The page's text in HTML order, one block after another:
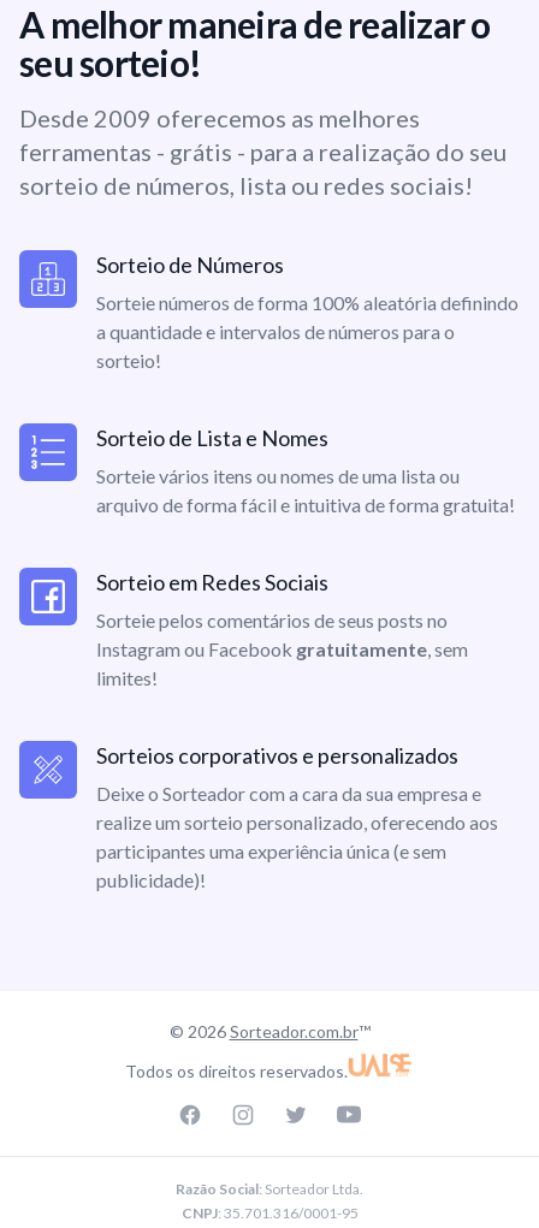
A melhor maneira de realizar o
seu sorteio!
Desde 2009 oferecemos as melhores
ferramentas - grátis - para a realização do seu
sorteio de números, lista ou redes sociais!
Sorteio de Números
Sorteie números de forma 100% aleatória definindo
a quantidade e intervalos de números para o
sorteio!
Sorteio de Lista e Nomes
Sorteie vários itens ou nomes de uma lista ou
arquivo de forma fácil e intuitiva de forma gratuita!
Sorteio em Redes Sociais
Sorteie pelos comentários de seus posts no
Instagram ou Facebook gratuitamente, sem
limites!
Sorteios corporativos e personalizados
Deixe o Sorteador com a cara da sua empresa e
realize um sorteio personalizado, oferecendo aos
participantes uma experiência única (e sem
publicidade)!
© 2026Sorteador.com.br™
Todos os direitos reservados.
Razão Social: Sorteador Ltda.
CNPJ: 35.701.316/0001-95